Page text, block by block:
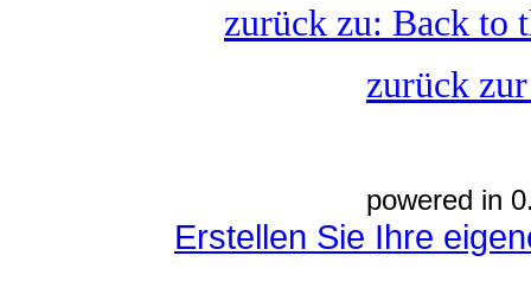
zurück zu: Back to
zurück
powered in
Erstellen Sie Ihre